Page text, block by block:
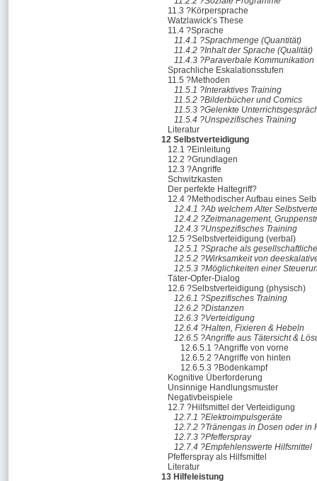
11.3 ?Körpersprache
Watzlawick’s These
11.4 ?Sprache
11.4.1 ?Sprachmenge (Quantität)
11.4.2 ?Inhalt der Sprache (Qualität)
11.4.3 ?Paraverbale Kommunikation
Sprachliche Eskalationsstufen
11.5 ?Methoden
11.5.1 ?Interaktives Training
11.5.2 ?Bilderbücher und Comics
11.5.3 ?Gelenkte
11.5.4 ?Unspezifisches Training
Literatur
12 Selbstverteidigung
12.1 ?Einleitung
12.2 ?Grundlagen
12.3 ?Angriffe
Schwitzkasten
Der perfekte Haltegriff?
12.4 ?Methodischer Aufbau eines
12.4.1 ?Ab welchem Alter
12.4.2 ?Zeitmanagement,
12.4.3 ?Unspezifisches Training
12.5 ?Selbstverteidigung (verbal)
12.5.1 ?Sprache als
12.5.2 ?Wirksamkeit von
12.5.3 ?Möglichkeiten einer
Täter-Opfer-Dialog
12.6 ?Selbstverteidigung (physisch)
12.6.1 ?Spezifisches Training
12.6.2 ?Distanzen
12.6.3 ?Verteidigung
12.6.4 ?Halten, Fixieren & Hebeln
12.6.5 ?Angriffe aus Tätersicht &
12.6.5.1 ?Angriffe von vorne
12.6.5.2 ?Angriffe von hinten
12.6.5.3 ?Bodenkampf
Kognitive Überforderung
Unsinnige Handlungsmuster
Negativbeispiele
12.7 ?Hilfsmittel der Verteidigung
12.7.1 ?Elektroimpulsgeräte
12.7.2 ?Tränengas in Dosen oder in
12.7.3 ?Pfefferspray
12.7.4 ?Empfehlenswerte Hilfsmittel
Pfefferspray als Hilfsmittel
Literatur
13 Hilfeleistung